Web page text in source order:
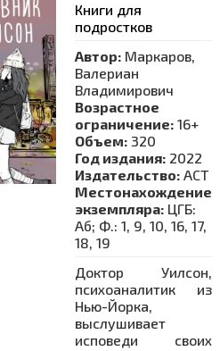
Книги для
подростков
Автор: Маркаров,
Валериан
Владимирович
Возрастное
ограничение: 16+
Объем: 320
Год издания: 2022
Издательство: АСТ
Местонахождение
экземпляра: ЦГБ:
Аб; Ф.: 1, 9, 10, 16, 17,
18, 19
Доктор Уилсон,
психоаналитик из
Нью-Йорка,
выслушивает
исповеди своих